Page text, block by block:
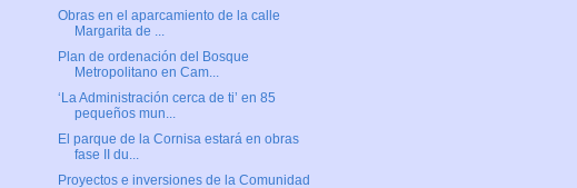
Obras en el aparcamiento de la calle
Margarita de ...
Plan de ordenación del Bosque
Metropolitano en Cam...
‘La Administración cerca de ti’ en 85
pequeños mun...
El parque de la Cornisa estará en obras
fase II du...
Proyectos e inversiones de la Comunidad